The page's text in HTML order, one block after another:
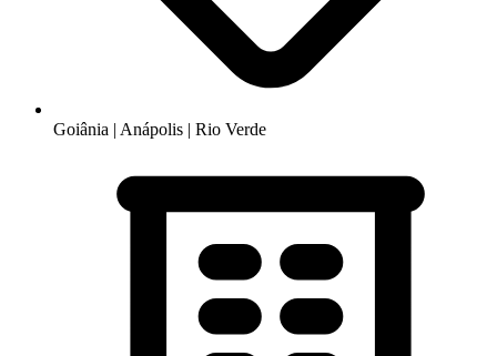
Goiânia | Anápolis | Rio Verde